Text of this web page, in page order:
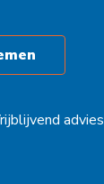
advies